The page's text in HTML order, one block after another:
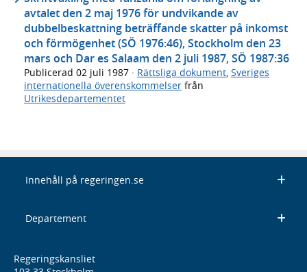
avtalet den 2 maj 1976 för undvikande av
dubbelbeskattning beträffande skatter på inkomst
och förmögenhet (SÖ 1976:46), Stockholm den 23
mars och Dar es Salaam den 2 juli 1987, SÖ 1987:36
Publicerad 02 juli 1987 · Rättsliga dokument, Sveriges
internationella överenskommelser från
Utrikesdepartementet
Innehåll på regeringen.se
Departement
Regeringskansliet